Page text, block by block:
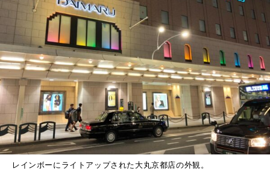
レインボーにライトアップされた大丸京都店の外観。